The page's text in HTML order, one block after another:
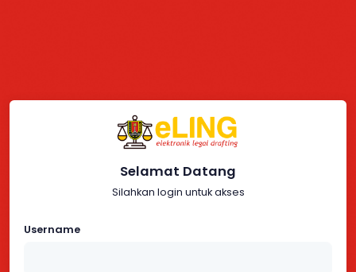
Selamat Datang
Silahkan login untuk akses
Username